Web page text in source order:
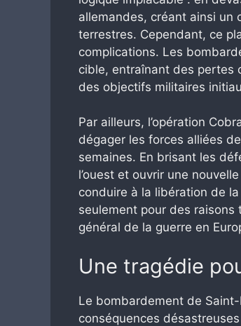
allemandes, créant ainsi un
terrestres. Cependant, ce
complications. Les
cible, entraînant des pertes
des objectifs militaires
Par ailleurs, l’opération
dégager les forces alliées
semaines. En brisant les
l’ouest et ouvrir une
conduire à la libération de
seulement pour des
général de la guerre en
Une tragédie
Le bombardement de
conséquences